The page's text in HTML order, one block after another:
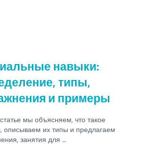
навыки:
типы,
и примеры
мы объясняем, что такое
описываем их типы и предлагаем
занятия для …